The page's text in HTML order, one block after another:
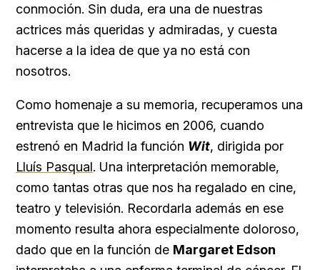
conmoción. Sin duda, era una de nuestras
actrices más queridas y admiradas, y cuesta
hacerse a la idea de que ya no está con
nosotros.
Como homenaje a su memoria, recuperamos una
entrevista que le hicimos en 2006, cuando
estrenó en Madrid la función Wit, dirigida por
Lluís Pasqual. Una interpretación memorable,
como tantas otras que nos ha regalado en cine,
teatro y televisión. Recordarla además en ese
momento resulta ahora especialmente doloroso,
dado que en la función de Margaret Edson